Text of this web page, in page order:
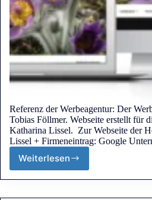
Referenz der Werbeagentur: Der
Tobias Föllmer. Webseite erstellt für
Katharina Lissel. Zur Webseite der
Lissel + Firmeneintrag: Google
Weiterlesen